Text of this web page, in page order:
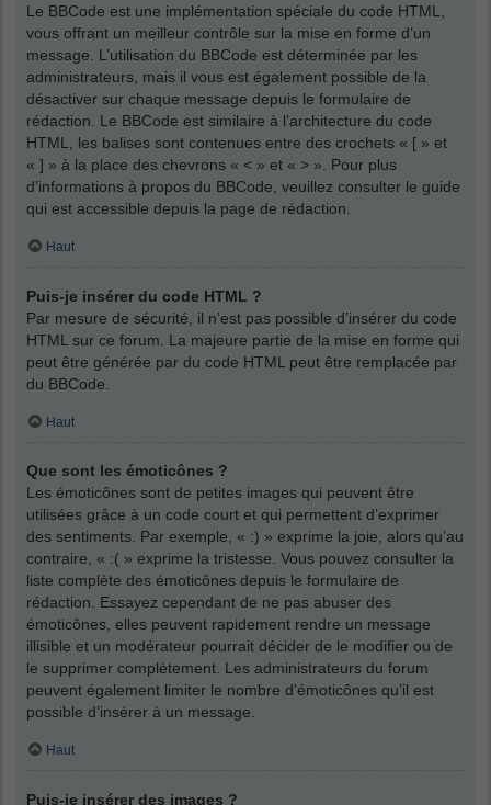
Le BBCode est une implémentation spéciale du code HTML,
vous offrant un meilleur contrôle sur la mise en forme d’un
message. L’utilisation du BBCode est déterminée par les
administrateurs, mais il vous est également possible de la
désactiver sur chaque message depuis le formulaire de
rédaction. Le BBCode est similaire à l’architecture du code
HTML, les balises sont contenues entre des crochets « [ » et
« ] » à la place des chevrons « < » et « > ». Pour plus
d’informations à propos du BBCode, veuillez consulter le guide
qui est accessible depuis la page de rédaction.
Haut
Puis-je insérer du code HTML ?
Par mesure de sécurité, il n’est pas possible d’insérer du code
HTML sur ce forum. La majeure partie de la mise en forme qui
peut être générée par du code HTML peut être remplacée par
du BBCode.
Haut
Que sont les émoticônes ?
Les émoticônes sont de petites images qui peuvent être
utilisées grâce à un code court et qui permettent d’exprimer
des sentiments. Par exemple, « :) » exprime la joie, alors qu’au
contraire, « :( » exprime la tristesse. Vous pouvez consulter la
liste complète des émoticônes depuis le formulaire de
rédaction. Essayez cependant de ne pas abuser des
émoticônes, elles peuvent rapidement rendre un message
illisible et un modérateur pourrait décider de le modifier ou de
le supprimer complètement. Les administrateurs du forum
peuvent également limiter le nombre d’émoticônes qu’il est
possible d’insérer à un message.
Haut
Puis-je insérer des images ?